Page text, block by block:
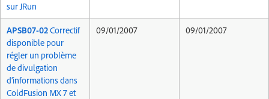
sur JRun
APSB07-02Correctif
disponible pour
régler un problème
de divulgation
d’informations dans
ColdFusion MX 7 et
09/01/2007 09/01/2007